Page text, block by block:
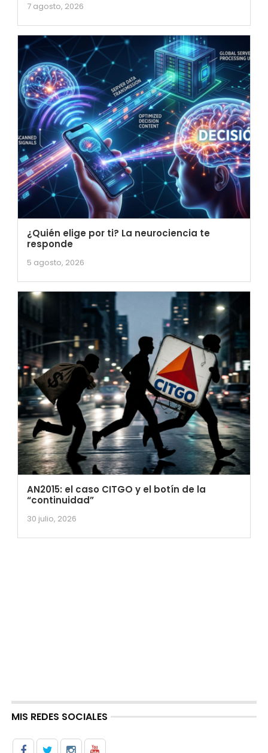
7 agosto, 2026
¿Quién elige por ti? La neurociencia te
responde
5 agosto, 2026
AN2015: el caso CITGO y el botín de la
“continuidad”
30 julio, 2026
MIS REDES SOCIALES